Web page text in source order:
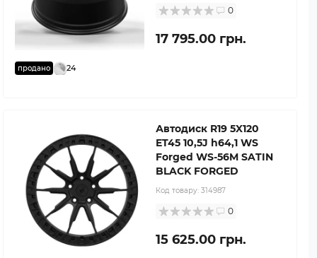
продано 24
0
17 795.00 грн.
Автодиск R19 5X120
ET45 10,5J h64,1 WS
Forged WS-56M SATIN
BLACK FORGED
Код товару: 314987
0
15 625.00 грн.